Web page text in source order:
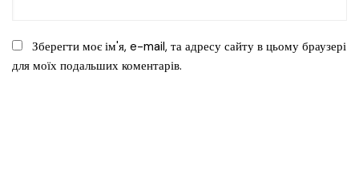
Зберегти моє ім'я, e-mail, та адресу сайту в цьому браузері
для моїх подальших коментарів.